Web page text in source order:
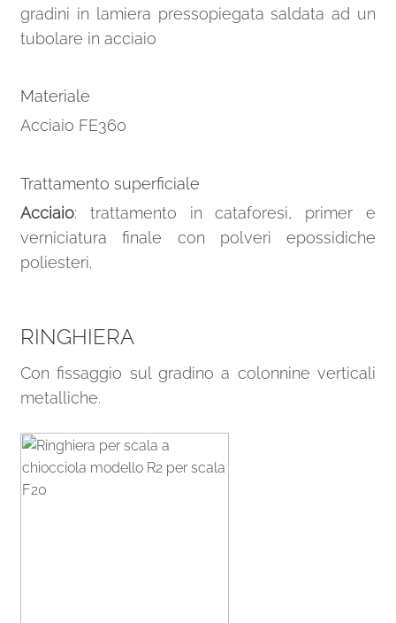
gradini in lamiera pressopiegata saldata ad un
tubolare in acciaio
Materiale
Acciaio FE360
Trattamento superficiale
Acciaio: trattamento in cataforesi, primer e
verniciatura finale con polveri epossidiche
poliesteri.
RINGHIERA
Con fissaggio sul gradino a colonnine verticali
metalliche.